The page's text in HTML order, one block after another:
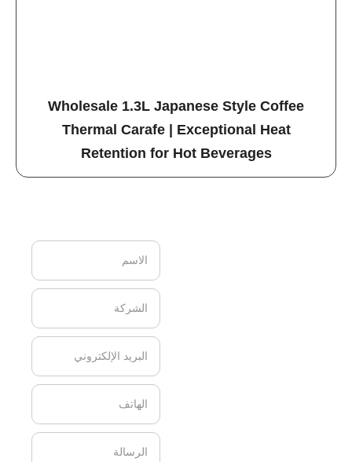
Wholesale 1.3L Japanese Style Coffee
Thermal Carafe | Exceptional Heat
Retention for Hot Beverages